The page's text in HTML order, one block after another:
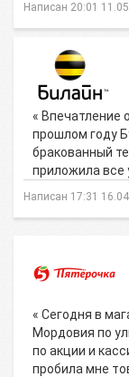
Написан 20:01
« Впечатление
прошлом году
бракованный
приложила все
Написан 17:31
« Сегодня в
Мордовия по
по акции и
пробила мне